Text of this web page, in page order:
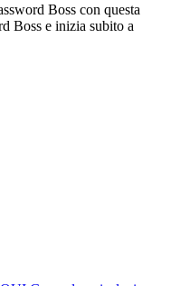
Boss con questa
Boss e inizia subito a